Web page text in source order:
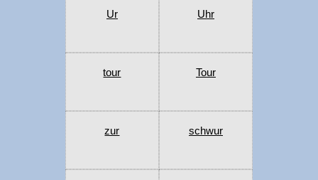
Ur Uhr
tour Tour
zur schwur